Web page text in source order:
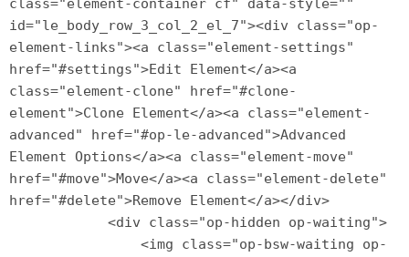
class="element-container cf" data-style=""
id="le_body_row_3_col_2_el_7"><div class="op-
element-links"><a class="element-settings"
href="#settings">Edit Element</a><a
class="element-clone" href="#clone-
element">Clone Element</a><a class="element-
advanced" href="#op-le-advanced">Advanced
Element Options</a><a class="element-move"
href="#move">Move</a><a class="element-delete"
href="#delete">Remove Element</a></div>